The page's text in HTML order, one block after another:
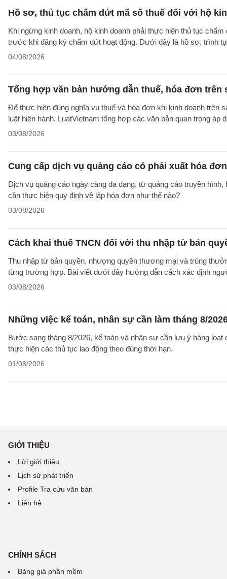
Hồ sơ, thủ tục chấm dứt mã số thuế đối với hộ
Khi ngừng kinh doanh, hộ kinh doanh phải thực hiện thủ tục
trước khi đăng ký chấm dứt hoạt động. Dưới đây là hồ sơ, trình
04/08/2026
Tổng hợp văn bản hướng dẫn thuế, hóa đơn trên
Để thực hiện đúng nghĩa vụ thuế và hóa đơn khi kinh doanh trên
luật hiện hành. LuatVietnam tổng hợp các văn bản quan trọng áp
03/08/2026
Cung cấp dịch vụ quảng cáo có phải xuất hóa
Dịch vụ quảng cáo ngày càng đa dạng, từ quảng cáo truyền
cần thực hiện quy định về lập hóa đơn như thế nào?
03/08/2026
Cách khai thuế TNCN đối với thu nhập từ bản
Thu nhập từ bản quyền, nhượng quyền thương mại và trúng
từng trường hợp. Bài viết dưới đây hướng dẫn cách xác định
03/08/2026
Những việc kế toán, nhân sự cần làm tháng 8/
Bước sang tháng 8/2026, kế toán và nhân sự cần lưu ý hàng
thực hiện các thủ tục lao động theo đúng thời hạn.
01/08/2026
GIỚI THIỆU
Lời giới thiệu
Lịch sử phát triển
Profile Tra cứu văn bản
Liên hệ
CHÍNH SÁCH
Bảng giá phần mềm